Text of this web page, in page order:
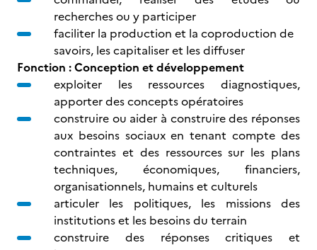
recherches ou y participer
faciliter la production et la coproduction de
savoirs, les capitaliser et les diffuser
Fonction : Conception et développement
exploiter les ressources diagnostiques,
apporter des concepts opératoires
construire ou aider à construire des réponses
aux besoins sociaux en tenant compte des
contraintes et des ressources sur les plans
techniques, économiques, financiers,
organisationnels, humains et culturels
articuler les politiques, les missions des
institutions et les besoins du terrain
construire des réponses critiques et